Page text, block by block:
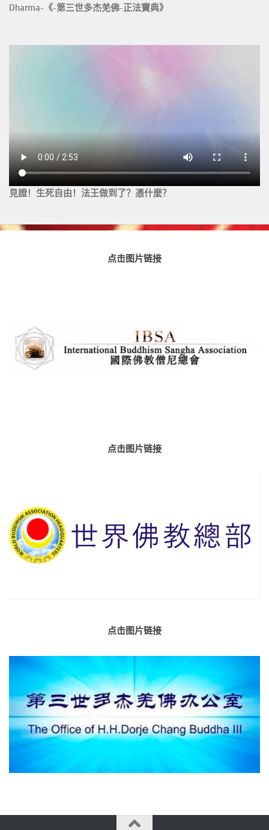
Dharma-《-第三世多杰羌佛-正法寶典》
見證！生死自由！法王做到了？憑什麼？
点击图片链接
点击图片链接
点击图片链接